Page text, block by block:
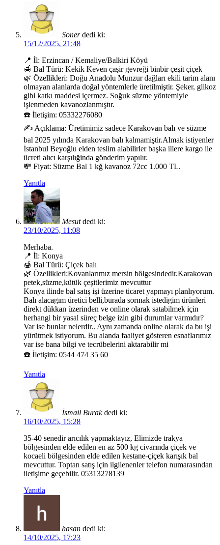
Soner dedi ki:
15/12/2025, 21:48
📍 İl: Erzincan / Kemaliye/Balkiri Köyü
🍯 Bal Türü: Kekik Keven çaşir gevreği binbir çeşit çiçek
🌿 Özellikleri: Doğu Anadolu Munzur dağları ekili tarim alanı
olmayan alanlarda doğal yöntemlerle üretilmiştir. Şeker, glikoz
gibi katkı maddesi içermez. Soğuk süzme yöntemiyle
işlenmeden kavanozlanmıştır.
☎️ İletişim: 05332276080
✍️ Açıklama: Üretimimiz sadece Karakovan balı ve süzme
bal 2025 yılında Karakovan balı kalmamiştir.Almak istiyenler
İstanbul Beyoğlu elden teslim alabilirler başka illere kargo ile
ücreti alıcı karşılığinda gönderim yapılır.
💸 Fiyat: Süzme Bal 1 kğ kavanoz 72cc 1.000 TL.
Yanıtla
Mesut dedi ki:
23/10/2025, 11:08
Merhaba.
📍 İl: Konya
🍯 Bal Türü: Çiçek balı
🌿 Özellikleri:Kovanlarımız mersin bölgesindedir.Karakovan
petek,süzme,kütük çeşitlerimiz mevcuttur
Konya ilinde bal satış işi üzerine ticaret yapmayı planlıyorum.
Balı alacagım üretici belli,burada sormak istedigim ürünleri
direkt dükkan üzerinden ve online olarak satabilmek için
herhangi bir yasal süreç belge izin gibi durumlar varmıdır?
Var ise bunlar nelerdir.. Aynı zamanda online olarak da bu işi
yürütmek istiyorum. Bu alanda faaliyet gösteren esnaflarımız
var ise bana bilgi ve tecrübelerini aktarabilir mi
☎️ İletişim: 0544 474 35 60
Yanıtla
İsmail Burak dedi ki:
16/10/2025, 15:28
35-40 senedir arıcılık yapmaktayız, Elimizde trakya
bölgesinden elde edilen en az 500 kg civarında çiçek ve
kocaeli bölgesinden elde edilen kestane-çiçek karışık bal
mevcuttur. Toptan satış için ilgilenenler telefon numarasından
iletişime geçebilir. 05313278139
Yanıtla
hasan dedi ki:
14/10/2025, 17:23